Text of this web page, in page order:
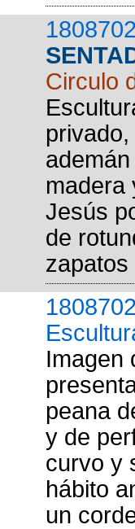
Circulo
madera
Jesús
de
Imagen
peana
y de
curvo y
hábito
un